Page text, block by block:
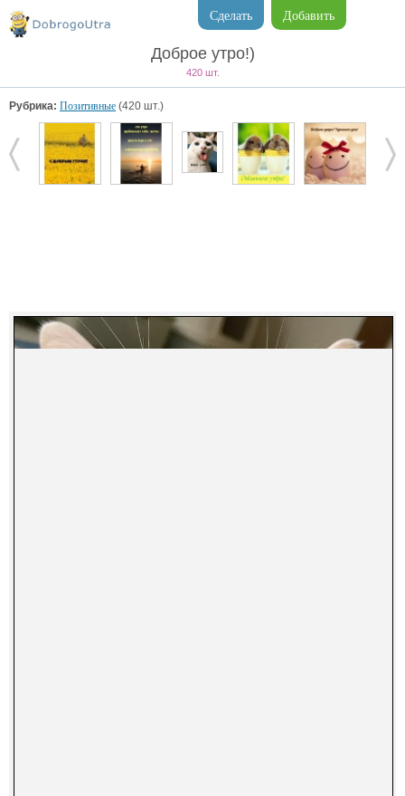
Добавить
Сделать
Доброе утро!)
420 шт.
Рубрика: Позитивные (420 шт.)